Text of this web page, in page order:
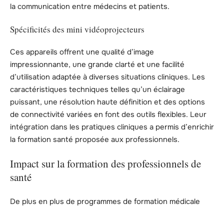
la communication entre médecins et patients.
Spécificités des mini vidéoprojecteurs
Ces appareils offrent une qualité d’image
impressionnante, une grande clarté et une facilité
d’utilisation adaptée à diverses situations cliniques. Les
caractéristiques techniques telles qu’un éclairage
puissant, une résolution haute définition et des options
de connectivité variées en font des outils flexibles. Leur
intégration dans les pratiques cliniques a permis d’enrichir
la formation santé proposée aux professionnels.
Impact sur la formation des professionnels de
santé
De plus en plus de programmes de formation médicale